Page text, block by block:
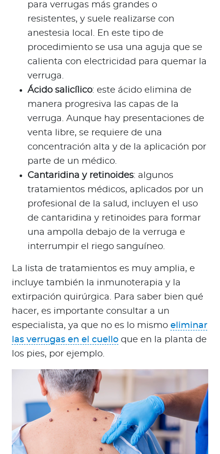
para verrugas más grandes o
resistentes, y suele realizarse con
anestesia local. En este tipo de
procedimiento se usa una aguja que se
calienta con electricidad para quemar la
verruga.
Ácido salicílico: este ácido elimina de
manera progresiva las capas de la
verruga. Aunque hay presentaciones de
venta libre, se requiere de una
concentración alta y de la aplicación por
parte de un médico.
Cantaridina y retinoides: algunos
tratamientos médicos, aplicados por un
profesional de la salud, incluyen el uso
de cantaridina y retinoides para formar
una ampolla debajo de la verruga e
interrumpir el riego sanguíneo.
La lista de tratamientos es muy amplia, e
incluye también la inmunoterapia y la
extirpación quirúrgica. Para saber bien qué
hacer, es importante consultar a un
especialista, ya que no es lo mismo eliminar
las verrugas en el cuello que en la planta de
los pies, por ejemplo.